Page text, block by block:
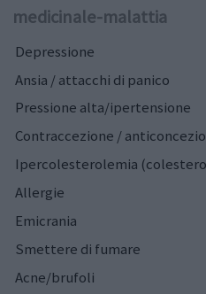
medicinale-malattia
Depressione
Ansia / attacchi di panico
Pressione alta/ipertensione
Contraccezione /
Ipercolesterolemia
Allergie
Emicrania
Smettere di fumare
Acne/brufoli